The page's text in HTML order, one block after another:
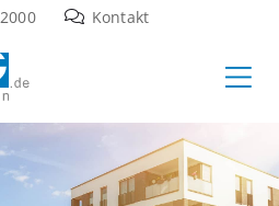
Kontakt